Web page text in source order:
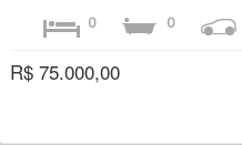
0 0
R$ 75.000,00